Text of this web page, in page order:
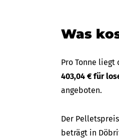
Was
Pro Tonne liegt
403,04 € für
angeboten.
Der
beträgt in